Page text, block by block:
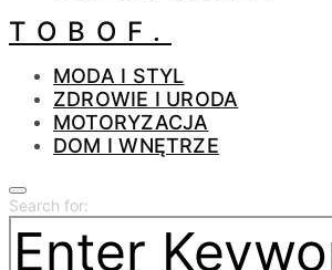
TOBOF.
MODA I STYL
ZDROWIE I URODA
MOTORYZACJA
DOM I WNĘTRZE
Search for: